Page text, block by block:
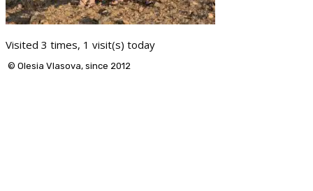
Visited 3 times, 1 visit(s) today
© Olesia Vlasova, since 2012